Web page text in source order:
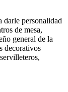
darle personalidad
de mesa,
general de la
decorativos